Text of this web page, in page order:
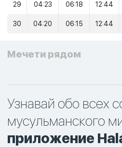
29 04:23 06:18 12:44
30 04:20 06:15 12:44
Мечети рядом
Узнавай обо всех
мусульманского
приложение